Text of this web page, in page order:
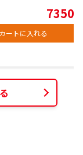
7350
カートに入れる